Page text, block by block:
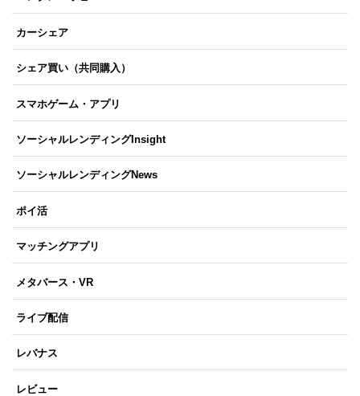
カーシェア
シェア買い（共同購入）
スマホゲーム・アプリ
ソーシャルレンディングInsight
ソーシャルレンディングNews
ポイ活
マッチングアプリ
メタバース・VR
ライブ配信
レバナス
レビュー